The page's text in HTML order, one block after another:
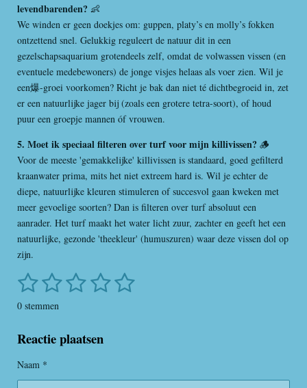
levendbarenden? 👶
We winden er geen doekjes om: guppen, platy’s en molly’s fokken
ontzettend snel. Gelukkig reguleert de natuur dit in een
gezelschapsaquarium grotendeels zelf, omdat de volwassen vissen (en
eventuele medebewoners) de jonge visjes helaas als voer zien. Wil je
een爆-groei voorkomen? Richt je bak dan niet té dichtbegroeid in, zet
er een natuurlijke jager bij (zoals een grotere tetra-soort), of houd
puur een groepje mannen óf vrouwen.
5. Moet ik speciaal filteren over turf voor mijn killivissen? 🪵
Voor de meeste 'gemakkelijke' killivissen is standaard, goed gefilterd
kraanwater prima, mits het niet extreem hard is. Wil je echter de
diepe, natuurlijke kleuren stimuleren of succesvol gaan kweken met
meer gevoelige soorten? Dan is filteren over turf absoluut een
aanrader. Het turf maakt het water licht zuur, zachter en geeft het een
natuurlijke, gezonde 'theekleur' (humuszuren) waar deze vissen dol op
zijn.
R
t
n
1
s
e
r
2
s
e
r
3
e
4
e
5
S
0 stemmen
Reactie plaatsen
Naam *